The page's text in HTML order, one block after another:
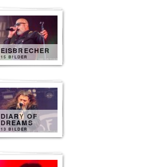
EISBRECHER
15 BILDER
DIARY OF
DREAMS
13 BILDER